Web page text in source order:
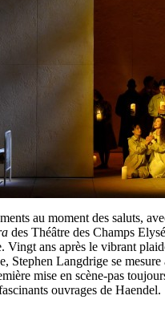
au moment des saluts,
des Théâtre des Champs
Vingt ans après le vibrant
Stephen Langdrige se mesure
mise en scène-pas
ouvrages de Haendel.